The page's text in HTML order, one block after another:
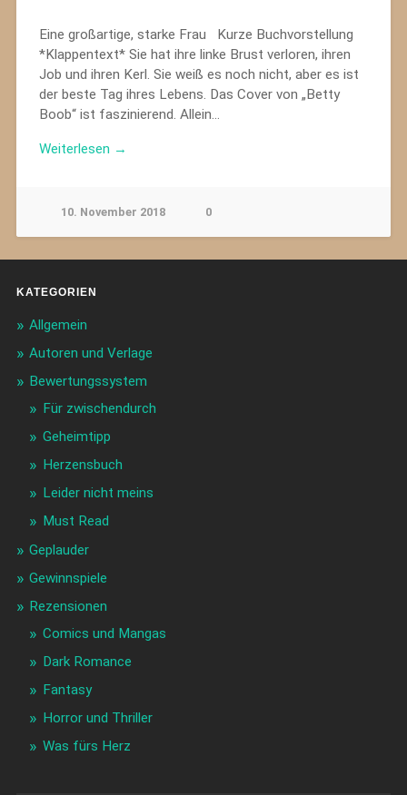
Eine großartige, starke Frau Kurze Buchvorstellung
*Klappentext* Sie hat ihre linke Brust verloren, ihren
Job und ihren Kerl. Sie weiß es noch nicht, aber es ist
der beste Tag ihres Lebens. Das Cover von „Betty
Boob“ ist faszinierend. Allein…
Weiterlesen →
10. November 2018 0
KATEGORIEN
Allgemein
Autoren und Verlage
Bewertungssystem
Für zwischendurch
Geheimtipp
Herzensbuch
Leider nicht meins
Must Read
Geplauder
Gewinnspiele
Rezensionen
Comics und Mangas
Dark Romance
Fantasy
Horror und Thriller
Was fürs Herz